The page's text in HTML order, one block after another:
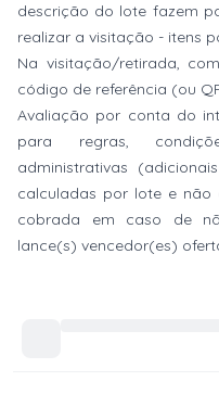
descrição do lote fazem
realizar a visitação - itens
Na visitação/retirada,
código de referência (ou
Avaliação por conta do
para regras,
administrativas
calculadas por lote e não
cobrada em caso de
lance(s) vencedor(es)